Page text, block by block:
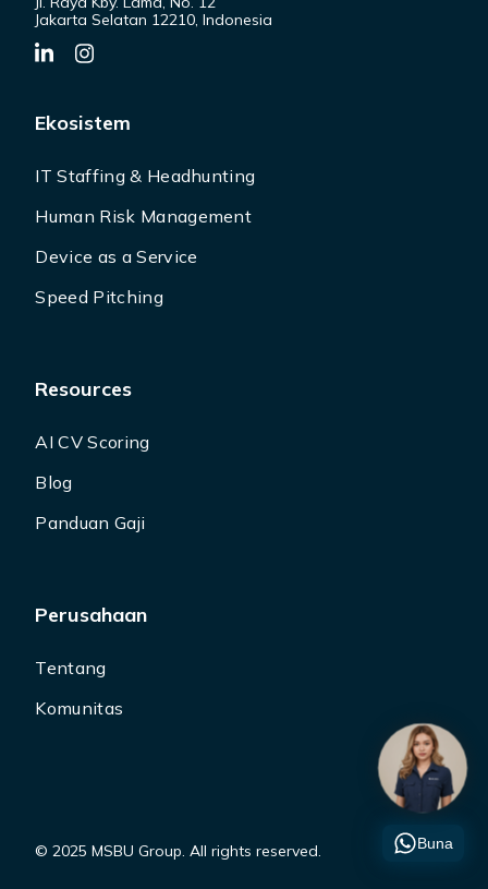
Jakarta Selatan 12210, Indonesia
Ekosistem
IT Staffing & Headhunting
Human Risk Management
Device as a Service
Speed Pitching
Resources
AI CV Scoring
Blog
Panduan Gaji
Perusahaan
Tentang
Komunitas
© 2025 MSBU Group. All rights reserved. Buna